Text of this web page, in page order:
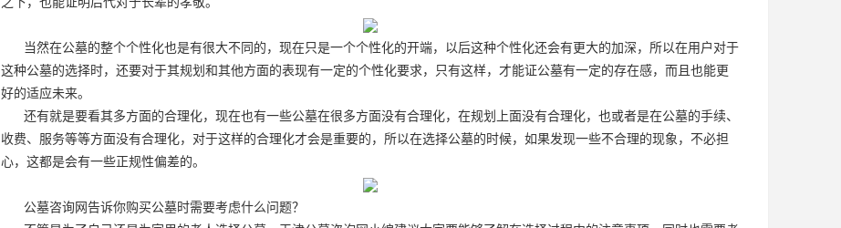
当然在公墓的整个个性化也是有很大不同的，现在只是一个个性化的开端，以后这种个性化还会有更大的加深，所以在用户对于
这种公墓的选择时，还要对于其规划和其他方面的表现有一定的个性化要求，只有这样，才能证公墓有一定的存在感，而且也能更
好的适应未来。
还有就是要看其多方面的合理化，现在也有一些公墓在很多方面没有合理化，在规划上面没有合理化，也或者是在公墓的手续、
收费、服务等等方面没有合理化，对于这样的合理化才会是重要的，所以在选择公墓的时候，如果发现一些不合理的现象，不必担
心，这都是会有一些正规性偏差的。
公墓咨询网告诉你购买公墓时需要考虑什么问题？